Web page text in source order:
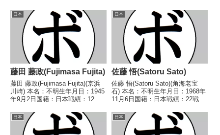
歴】1991/04/18 ●1RKO 鈴木
幸司(相模原ヨネクラ) 【補足情
報】・BoxRecには...
王 【戦歴】2020/11/03 ○4R判
定 2-1...
日本
藤田 藤政(Fujimasa Fujita)
藤田 藤政(Fujimasa Fujita)(京浜
川崎) 本名：不明生年月日：1945
年9月2日国籍：日本戦績：12戦6
なし 【戦歴】1969/08/30
●1RKO 深沢 重信(鈴
木)1969/11/...
日本
佐藤 悟(Satoru Sato)
佐藤 悟(Satoru Sato)(角海老宝
石) 本名：不明生年月日：1968年
11月6日国籍：日本戦績：22戦10
ル】なし 【戦歴】1989/10/03
○4R判定 3-0(40-37、40-37、40...
日本 日本